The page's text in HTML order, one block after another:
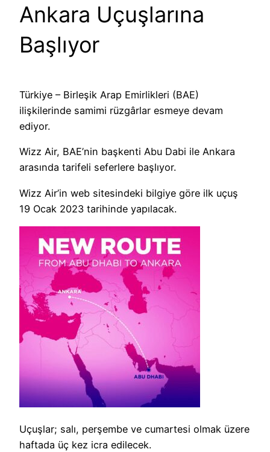
Ankara Uçuşlarına
Başlıyor
Türkiye – Birleşik Arap Emirlikleri (BAE)
ilişkilerinde samimi rüzgârlar esmeye devam
ediyor.
Wizz Air, BAE’nin başkenti Abu Dabi ile Ankara
arasında tarifeli seferlere başlıyor.
Wizz Air’in web sitesindeki bilgiye göre ilk uçuş
19 Ocak 2023 tarihinde yapılacak.
Uçuşlar; salı, perşembe ve cumartesi olmak üzere
haftada üç kez icra edilecek.